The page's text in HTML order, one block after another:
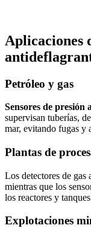
Aplicaciones
Petróleo y gas
Sensores de presión
supervisan tuberías,
mar, evitando fugas y
Plantas de
Los detectores de gas
mientras que los
los reactores y
Explotaciones